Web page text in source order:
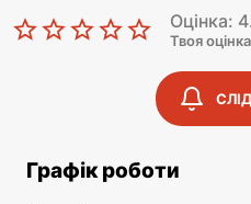
Оцінка:
Твоя
Графік роботи